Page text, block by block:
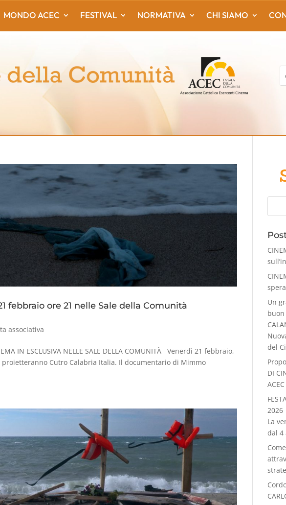
MONDO ACEC FESTIVAL NORMATIVA CHI SIAMO
febbraio ore 21 nelle Sale della Comunità
associativa
IN ESCLUSIVA NELLE SALE DELLA COMUNITÀ Venerdì 21 febbraio,
Cutro Calabria Italia. Il documentario di Mimmo
Un
buon
del
DI
2026
La
dal 4